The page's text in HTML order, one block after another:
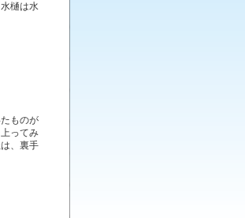
樋は水
ものが
ってみ
、裏手